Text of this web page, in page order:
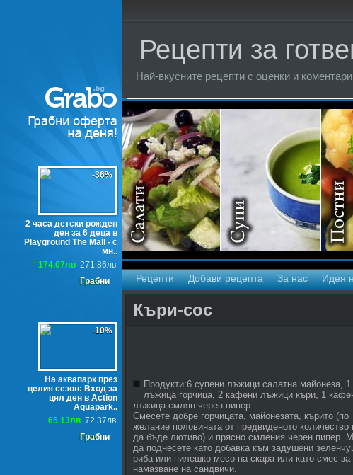
-36%
2 часа детски рожден
ден за 6 деца в
Playground The Mall - с
мн..
174.07лв 271.86лв
Грабни
-10%
На аквапарк през
целия сезон: Вход за
цял ден в Action
Aquapark..
65.13лв 72.37лв
Грабни
Рецепти за
Най-вкусните рецепти с оценки и
Торти
Рецепти Добави рецепта За нас Идея
Къри-сос
Продукти:6 супени лъжици салатна майонеза, 1
лъжица горчица, 2 кафени лъжици къри, 1
лъжица смлян черен пипер.
Смесете добре горчицата, майонезата, кърито (по
желание половината от предвиденото
да бъде лютиво) и прясно смления черен пипер.
да поднесете като добавка към задушени
риба или пилешко месо на скара или като смес за
намазване на сандвичи.